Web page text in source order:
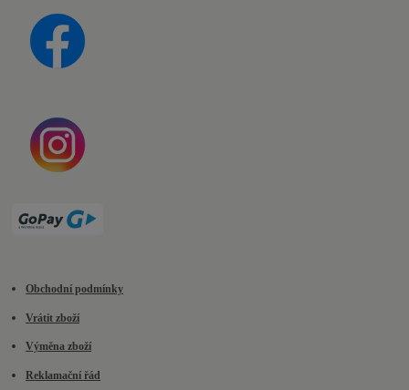
Obchodní podmínky
Vrátit zboží
Výměna zboží
Reklamační řád